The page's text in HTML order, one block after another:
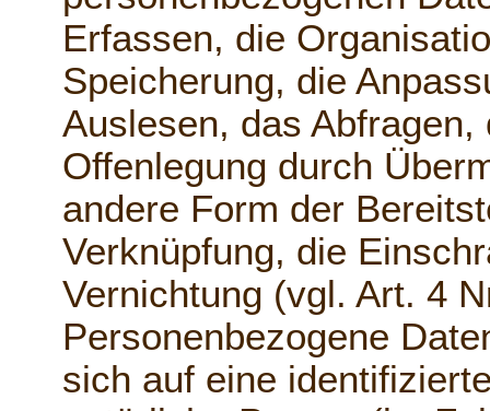
Erfassen, die
Speicherung, die
Auslesen, das Abfragen,
Offenlegung durch
andere Form der
Verknüpfung, die
Vernichtung (vgl. Art. 4
Personenbezogene
sich auf eine